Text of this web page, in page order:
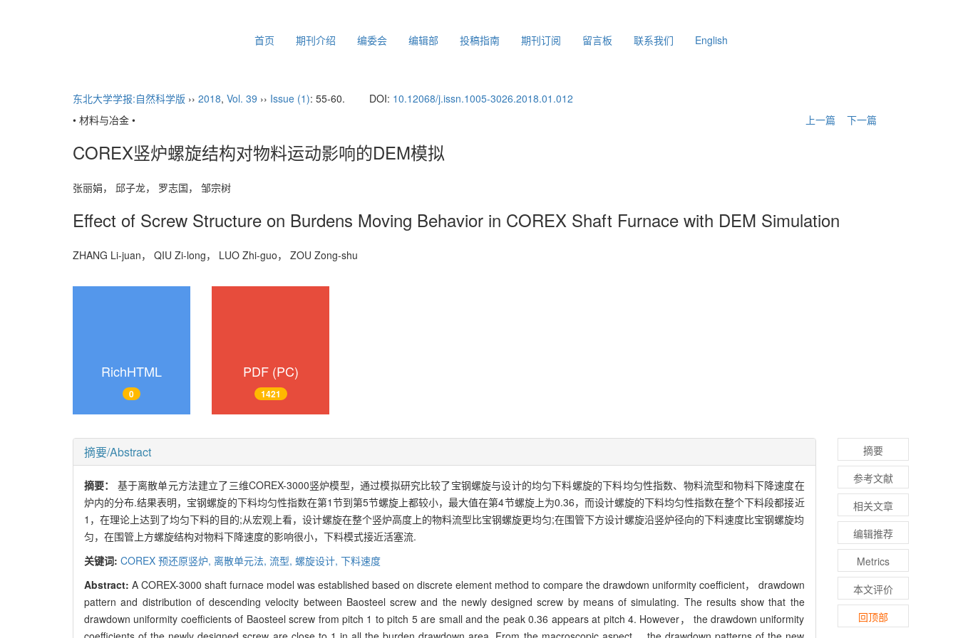
首页 期刊介绍 编委会 编辑部 投稿指南 期刊订阅 留言板 联系我们 English
东北大学学报:自然科学版 ›› 2018, Vol. 39 ›› Issue (1): 55-60. DOI: 10.12068/j.issn.1005-3026.2018.01.012
• 材料与冶金 •
上一篇 下一篇
COREX竖炉螺旋结构对物料运动影响的DEM模拟
张丽娟， 邱子龙， 罗志国， 邹宗树
Effect of Screw Structure on Burdens Moving Behavior in COREX Shaft Furnace with DEM Simulation
ZHANG Li-juan， QIU Zi-long， LUO Zhi-guo， ZOU Zong-shu
RichHTML
0
PDF (PC)
1421
摘要/Abstract
摘要： 基于离散单元方法建立了三维COREX-3000竖炉模型，通过模拟研究比较了宝钢螺旋与设计的均匀下料螺旋的下料均匀性指数、物料流型和物料下降速度在
炉内的分布.结果表明，宝钢螺旋的下料均匀性指数在第1节到第5节螺旋上都较小，最大值在第4节螺旋上为0.36，而设计螺旋的下料均匀性指数在整个下料段都接近
1，在理论上达到了均匀下料的目的;从宏观上看，设计螺旋在整个竖炉高度上的物料流型比宝钢螺旋更均匀;在围管下方设计螺旋沿竖炉径向的下料速度比宝钢螺旋均
匀，在围管上方螺旋结构对物料下降速度的影响很小，下料模式接近活塞流.
关键词: COREX 预还原竖炉, 离散单元法, 流型, 螺旋设计, 下料速度
Abstract:A COREX-3000 shaft furnace model was established based on discrete element method to compare the drawdown uniformity coefficient， drawdown
pattern and distribution of descending velocity between Baosteel screw and the newly designed screw by means of simulating. The results show that the
drawdown uniformity coefficients of Baosteel screw from pitch 1 to pitch 5 are small and the peak 0.36 appears at pitch 4. However， the drawdown uniformity
摘要
参考文献
相关文章
编辑推荐
Metrics
本文评价
回顶部